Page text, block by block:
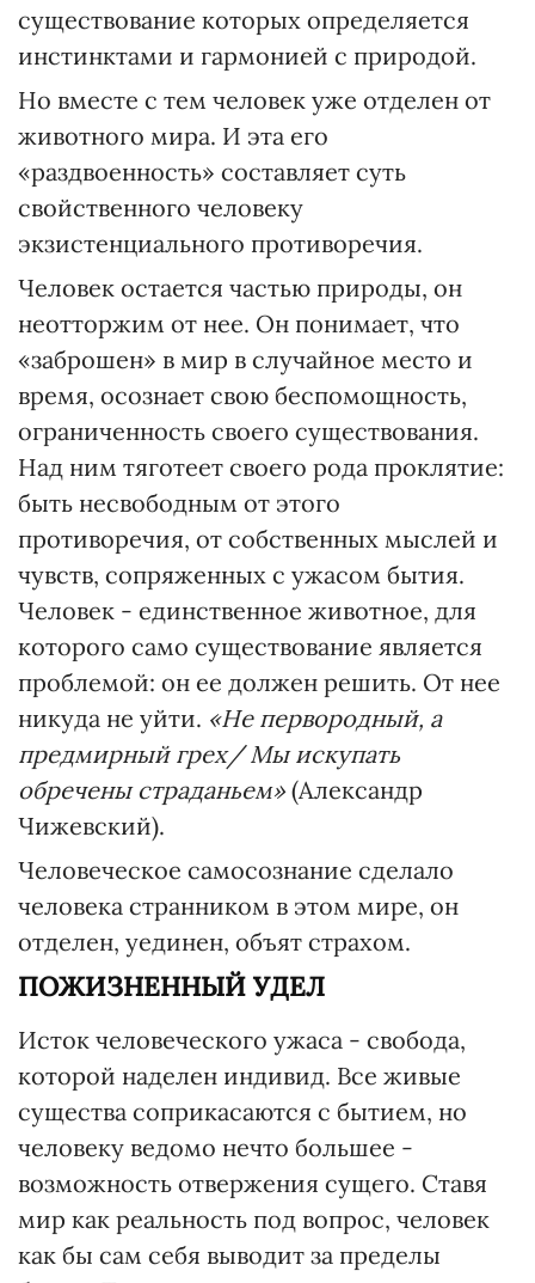
существование которых определяется
инстинктами и гармонией с природой.
Но вместе с тем человек уже отделен от
животного мира. И эта его
«раздвоенность» составляет суть
свойственного человеку
экзистенциального противоречия.
Человек остается частью природы, он
неотторжим от нее. Он понимает, что
«заброшен» в мир в случайное место и
время, осознает свою беспомощность,
ограниченность своего существования.
Над ним тяготеет своего рода проклятие:
быть несвободным от этого
противоречия, от собственных мыслей и
чувств, сопряженных с ужасом бытия.
Человек - единственное животное, для
которого само существование является
проблемой: он ее должен решить. От нее
никуда не уйти. «Не первородный, а
предмирный грех/ Мы искупать
обречены страданьем»(Александр
Чижевский).
Человеческое самосознание сделало
человека странником в этом мире, он
отделен, уединен, объят страхом.
ПОЖИЗНЕННЫЙ УДЕЛ
Исток человеческого ужаса - свобода,
которой наделен индивид. Все живые
существа соприкасаются с бытием, но
человеку ведомо нечто большее -
возможность отвержения сущего. Ставя
мир как реальность под вопрос, человек
как бы сам себя выводит за пределы